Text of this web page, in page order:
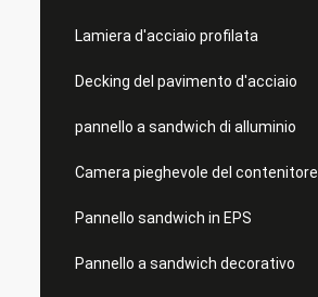
Lamiera d'acciaio profilata
Decking del pavimento d'acciaio
pannello a sandwich di alluminio
Camera pieghevole del contenitore
Pannello sandwich in EPS
Pannello a sandwich decorativo